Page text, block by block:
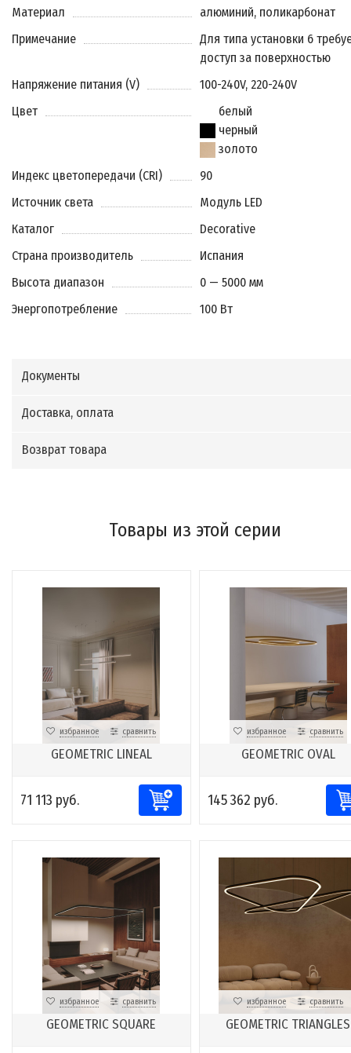
Материал
алюминий, поликарбонат
Примечание
Для типа установки 6
доступ за поверхностью
Напряжение питания (V)
100-240V, 220-240V
Цвет
белый
черный
золото
Индекс цветопередачи (CRI)
90
Источник света
Модуль LED
Каталог
Decorative
Страна производитель
Испания
Высота диапазон
0 — 5000 мм
Энергопотребление
100 Вт
Документы
Доставка, оплата
Возврат товара
Товары из этой серии
избранное сравнить
GEOMETRIC LINEAL
71 113 руб.
избранное сравнить
GEOMETRIC OVAL
145 362 руб.
избранное сравнить
GEOMETRIC SQUARE
избранное сравнить
GEOMETRIC TRIANGLES